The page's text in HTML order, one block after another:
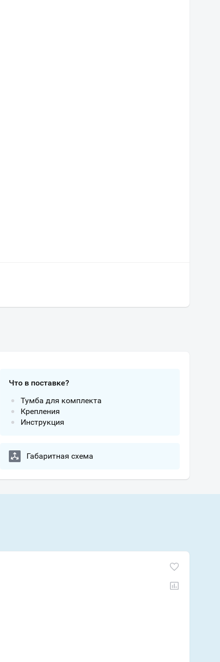
Что в поставке?
Тумба для комплекта
Крепления
Инструкция
Габаритная схема